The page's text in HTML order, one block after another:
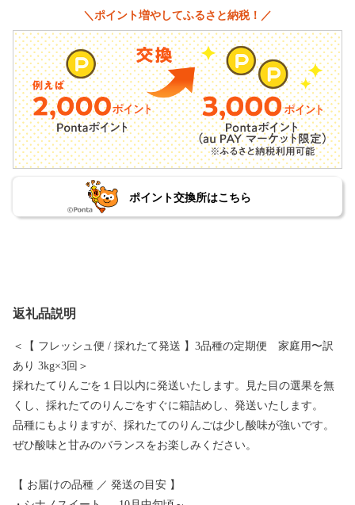
＼ポイント増やしてふるさと納税！／
ポイント交換所はこちら
返礼品説明
＜【 フレッシュ便 / 採れたて発送 】3品種の定期便 家庭用〜訳
あり 3kg×3回＞
採れたてりんごを１日以内に発送いたします。見た目の選果を無
くし、採れたてのりんごをすぐに箱詰めし、発送いたします。
品種にもよりますが、採れたてのりんごは少し酸味が強いです。
ぜひ酸味と甘みのバランスをお楽しみください。
【 お届けの品種 ／ 発送の目安 】